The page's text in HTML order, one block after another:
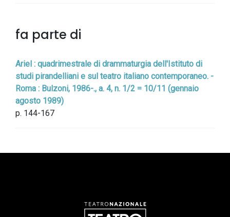
fa parte di
Ariel : quadrimestrale di drammaturgia dell'Istituto di
studi pirandelliani e sul teatro italiano contemporaneo. -
Roma : Bulzoni, 1986-., a. 4, n. 1/2 = 10/11 (gennaio
agosto 1989)
p. 144-167